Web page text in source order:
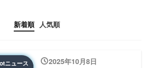
新着順 人気順
ニュース 2025年10月8日